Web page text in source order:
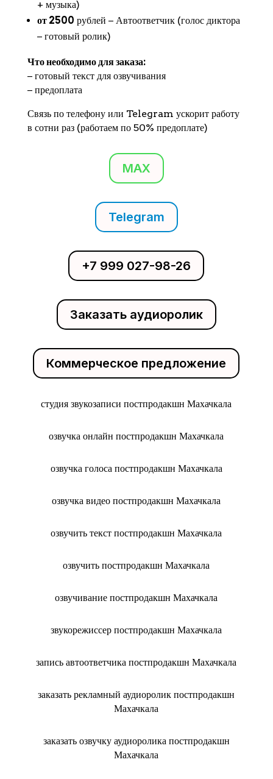
+ музыка)
от 2500 рублей − Автоответчик (голос диктора
− готовый ролик)
Что необходимо для заказа:
− готовый текст для озвучивания
− предоплата
Связь по телефону или Telegram ускорит работу
в сотни раз (работаем по 50% предоплате)
MAX
Telegram
+7 999 027-98-26
Заказать аудиоролик
Коммерческое предложение
студия звукозаписи постпродакшн Махачкала
озвучка онлайн постпродакшн Махачкала
озвучка голоса постпродакшн Махачкала
озвучка видео постпродакшн Махачкала
озвучить текст постпродакшн Махачкала
озвучить постпродакшн Махачкала
озвучивание постпродакшн Махачкала
звукорежиссер постпродакшн Махачкала
запись автоответчика постпродакшн Махачкала
заказать рекламный аудиоролик постпродакшн
Махачкала
заказать озвучку аудиоролика постпродакшн
Махачкала